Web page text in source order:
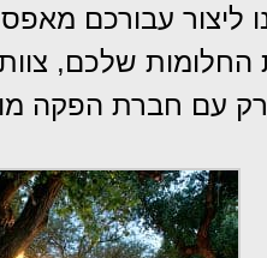
עבורכם מאפס
שלכם,
רק עם חברת הפקה